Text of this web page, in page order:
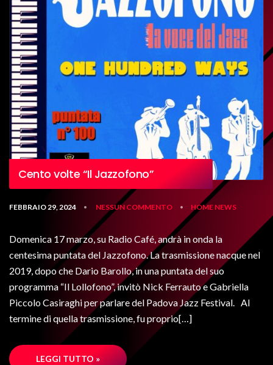
Cento volte “Il Jazzofono”
FEBBRAIO 29, 2024 • NESSUN COMMENTO • HOME NEWS
Domenica 17 marzo, su Radio Café, andrà in onda la
centesima puntata del Jazzofono. La trasmissione nacque nel
2019, dopo che Dario Barollo, in una puntata del suo
programma “Il Lollofono”, invitò Nick Ferrauto e Gabriella
Piccolo Casiraghi per parlare del Padova Jazz Festival. Al
termine di quella trasmissione, fu proprio[…]
LEGGI TUTTO »